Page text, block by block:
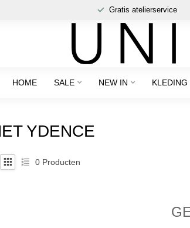
Gratis atelierservice
HOME SALE NEW IN KLEDING
YDENCE
0 Producten